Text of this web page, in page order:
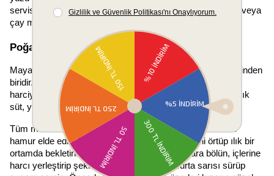
servis yapıldığında en lezzetli hâline ulaşır. Yanında ayran veya
çay mükemmel bir uyum sağlar.
Poğaça Tarifi
Mayalı poğaça, sabah kahvaltısının en sevilen hamur işlerinden
biridir. Yumuşacık dokusu ve içindeki peynir ya da zeytin
harciyle hem doyurucu hem de lezzetlidir. Hamur için un, ılık
süt, yumurta, sıvı yağ, tuz ve instant maya kullanılır.
Tüm malzemeleri yoğurarak kulak memesi kıvamında bir
hamur elde edin. Hamurun kabarması için üzerini örtüp ılık bir
ortamda bekletin. Kabaran hamuru eşit parçalara bölün, içlerine
harcı yerleştirip şekil verin. Üzerlerine yumurta sarısı sürüp